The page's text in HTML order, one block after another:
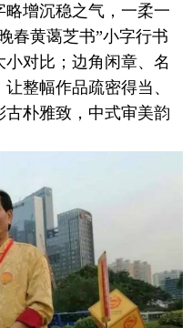
略增沉稳之气，一柔一
春黄蔼芝书”小字行书
对比；边角闲章、名
整幅作品疏密得当、
朴雅致，中式审美韵